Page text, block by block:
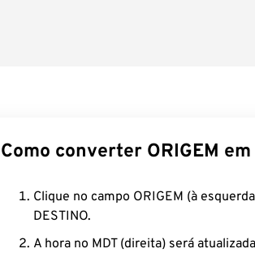
Como converter ORIGEM em
Clique no campo ORIGEM (à
DESTINO.
A hora no MDT (direita) será